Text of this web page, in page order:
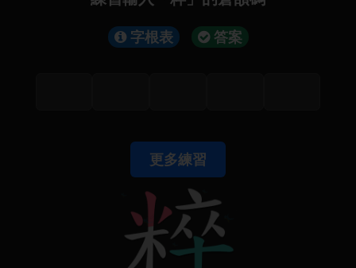
字根表 答案
更多練習